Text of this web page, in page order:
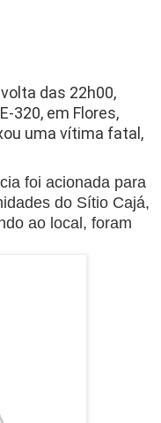
das 22h00,
320, em Flores,
uma vítima fatal,
foi acionada para
do Sítio Cajá,
ao local, foram